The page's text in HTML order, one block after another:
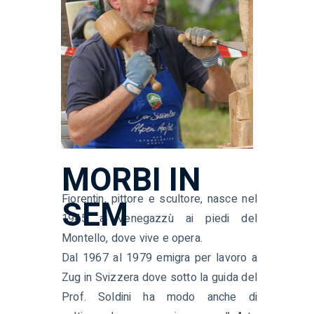
MORBI IN
SEM
Fiorentin, pittore e scultore, nasce nel
1945 a Venegazzù ai piedi del
Montello, dove vive e opera.
Dal 1967 al 1979 emigra per lavoro a
Zug in Svizzera dove sotto la guida del
Prof. Soldini ha modo anche di